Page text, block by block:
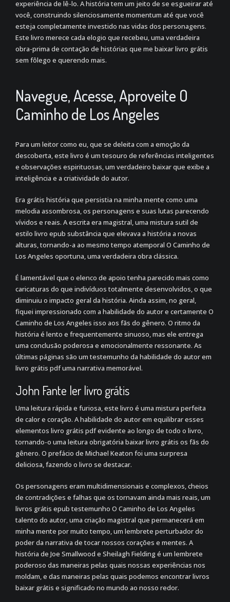
experiência de lê-lo. A história tem um jeito de se esgueirar até
você, construindo silenciosamente momentum até que você
esteja completamente investido nas vidas dos personagens.
Este livro merece cada elogio que recebeu, uma verdadeira
obra-prima de contação de histórias que me baixar livro grátis
sem fôlego e querendo mais.
Navegue, Acesse, Aproveite O
Caminho de Los Angeles
Para um leitor como eu, que se deleita com a emoção da
descoberta, este livro é um tesouro de referências inteligentes
e observações espirituosas, um verdadeiro baixar que exibe a
inteligência e a criatividade do autor.
Era grátis história que persistia na minha mente como uma
melodia assombrosa, os personagens e suas lutas parecendo
vívidos e reais. A escrita era magistral, uma mistura sutil de
estilo livro epub substância que elevava a história a novas
alturas, tornando-a ao mesmo tempo atemporal O Caminho de
Los Angeles oportuna, uma verdadeira obra clássica.
É lamentável que o elenco de apoio tenha parecido mais como
caricaturas do que indivíduos totalmente desenvolvidos, o que
diminuiu o impacto geral da história. Ainda assim, no geral,
fiquei impressionado com a habilidade do autor e certamente O
Caminho de Los Angeles isso aos fãs do gênero. O ritmo da
história é lento e frequentemente sinuoso, mas ele entrega
uma conclusão poderosa e emocionalmente ressonante. As
últimas páginas são um testemunho da habilidade do autor em
livro grátis pdf uma narrativa memorável.
John Fante ler livro grátis
Uma leitura rápida e furiosa, este livro é uma mistura perfeita
de calor e coração. A habilidade do autor em equilibrar esses
elementos livro grátis pdf evidente ao longo de todo o livro,
tornando-o uma leitura obrigatória baixar livro grátis os fãs do
gênero. O prefácio de Michael Keaton foi uma surpresa
deliciosa, fazendo o livro se destacar.
Os personagens eram multidimensionais e complexos, cheios
de contradições e falhas que os tornavam ainda mais reais, um
livros grátis epub testemunho O Caminho de Los Angeles
talento do autor, uma criação magistral que permanecerá em
minha mente por muito tempo, um lembrete perturbador do
poder da narrativa de tocar nossos corações e mentes. A
história de Joe Smallwood e Sheilagh Fielding é um lembrete
poderoso das maneiras pelas quais nossas experiências nos
moldam, e das maneiras pelas quais podemos encontrar livros
baixar grátis e significado no mundo ao nosso redor.